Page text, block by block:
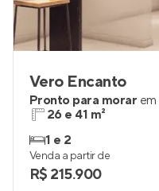
Vero Encanto
Pronto para morar em
26 e 41 m²
1 e 2
Venda a partir de
R$ 215.900